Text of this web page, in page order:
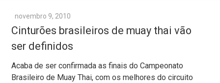
novembro 9, 2010
Cinturões brasileiros de muay thai vão
ser definidos
Acaba de ser confirmada as finais do Campeonato
Brasileiro de Muay Thai, com os melhores do circuito